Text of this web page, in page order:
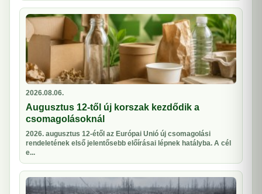
2026.08.06.
Augusztus 12-től új korszak kezdődik a
csomagolásoknál
2026. augusztus 12-étől az Európai Unió új csomagolási
rendeletének első jelentősebb előírásai lépnek hatályba. A cél
e...